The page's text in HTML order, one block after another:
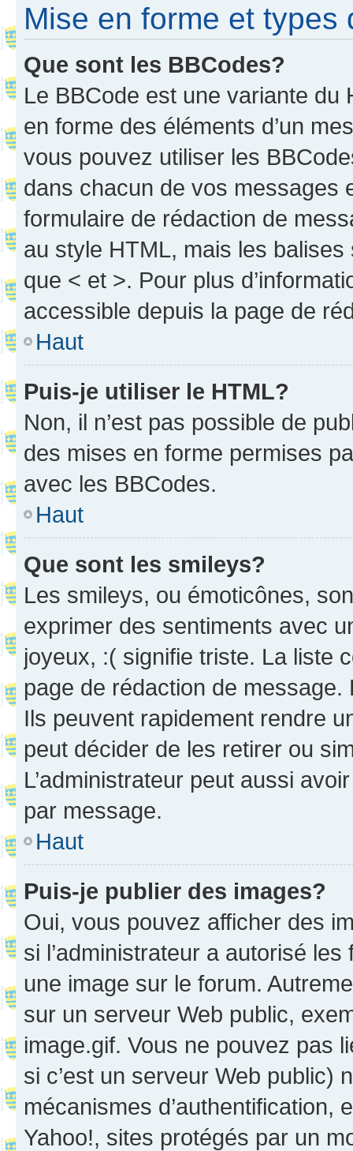
Mise en forme et types
Que sont les BBCodes?
Le BBCode est une variante du
en forme des éléments d’un
vous pouvez utiliser les
dans chacun de vos messages
formulaire de rédaction de
au style HTML, mais les
que < et >. Pour plus
accessible depuis la page de
Haut
Puis-je utiliser le HTML?
Non, il n’est pas possible de
des mises en forme permises
avec les BBCodes.
Haut
Que sont les smileys?
Les smileys, ou émoticônes,
exprimer des sentiments avec
joyeux, :( signifie triste. La liste
page de rédaction de
Ils peuvent rapidement rendre
peut décider de les retirer ou
L’administrateur peut aussi
par message.
Haut
Puis-je publier des images?
Oui, vous pouvez afficher des
si l’administrateur a autorisé
une image sur le forum.
sur un serveur Web public,
image.gif. Vous ne pouvez pas
si c’est un serveur Web public)
mécanismes d’authentification,
Yahoo!, sites protégés par un